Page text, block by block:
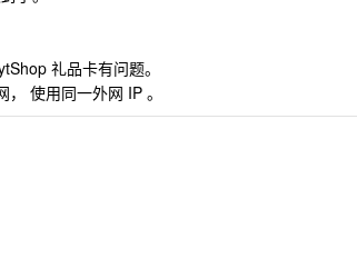
礼品卡有问题。
使用同一外网 IP 。